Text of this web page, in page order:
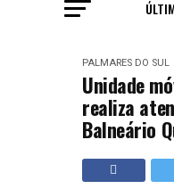
PALMARES DO SUL
Unidade
realiza
Balneário